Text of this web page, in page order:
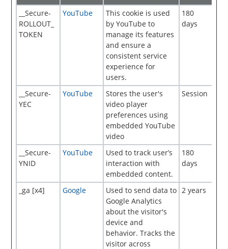
__Secure-
ROLLOUT_
TOKEN
YouTube
This cookie is used
by YouTube to
manage its features
and ensure a
consistent service
experience for
users.
180
days
__Secure-
YEC
YouTube
Stores the user's
video player
preferences using
embedded YouTube
video
Session
__Secure-
YNID
YouTube
Used to track user’s
interaction with
embedded content.
180
days
_ga [x4] Google
Used to send data to
Google Analytics
about the visitor's
device and
behavior. Tracks the
visitor across
2 years